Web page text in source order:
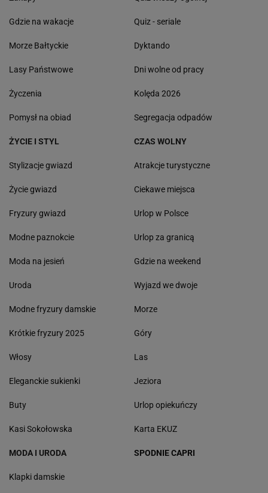
Gdzie na wakacje
Morze Bałtyckie
Lasy Państwowe
Życzenia
Pomysł na obiad
Quiz - seriale
Dyktando
Dni wolne od pracy
Kolęda 2026
Segregacja odpadów
ŻYCIE I STYL
Stylizacje gwiazd
Życie gwiazd
Fryzury gwiazd
Modne paznokcie
Moda na jesień
Uroda
Modne fryzury damskie
Krótkie fryzury 2025
Włosy
Eleganckie sukienki
Buty
Kasi Sokołowska
CZAS WOLNY
Atrakcje turystyczne
Ciekawe miejsca
Urlop w Polsce
Urlop za granicą
Gdzie na weekend
Wyjazd we dwoje
Morze
Góry
Las
Jeziora
Urlop opiekuńczy
Karta EKUZ
MODA I URODA
Klapki damskie
SPODNIE CAPRI